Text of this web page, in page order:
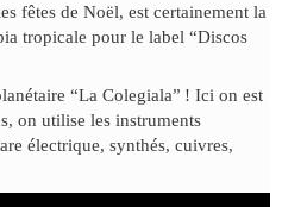
fêtes de Noël, est certainement la
tropicale pour le label “Discos
“La Colegiala” ! Ici on est
on utilise les instruments
électrique, synthés, cuivres,